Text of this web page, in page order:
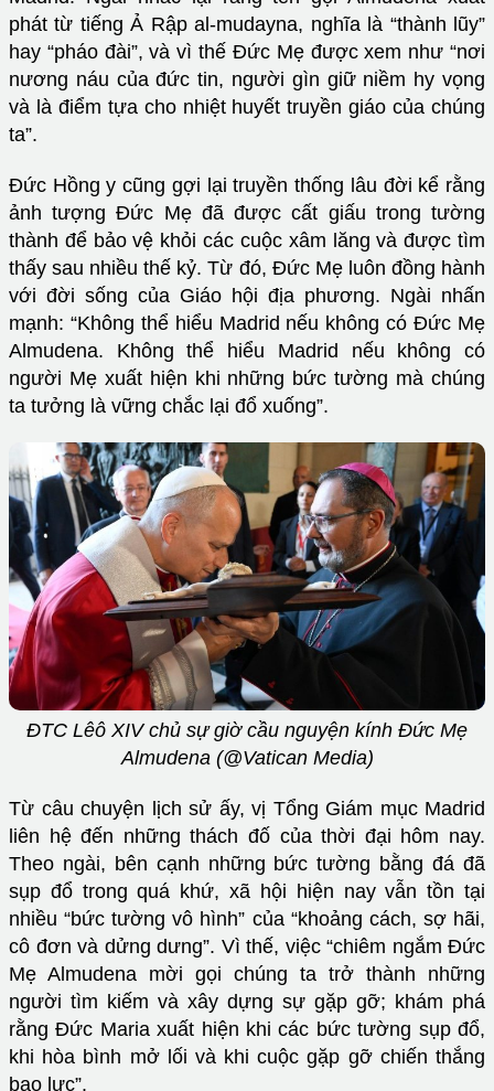
phát từ tiếng Ả Rập al-mudayna, nghĩa là “thành lũy”
hay “pháo đài”, và vì thế Đức Mẹ được xem như “nơi
nương náu của đức tin, người gìn giữ niềm hy vọng
và là điểm tựa cho nhiệt huyết truyền giáo của chúng
ta”.
Đức Hồng y cũng gợi lại truyền thống lâu đời kể rằng
ảnh tượng Đức Mẹ đã được cất giấu trong tường
thành để bảo vệ khỏi các cuộc xâm lăng và được tìm
thấy sau nhiều thế kỷ. Từ đó, Đức Mẹ luôn đồng hành
với đời sống của Giáo hội địa phương. Ngài nhấn
mạnh: “Không thể hiểu Madrid nếu không có Đức Mẹ
Almudena. Không thể hiểu Madrid nếu không có
người Mẹ xuất hiện khi những bức tường mà chúng
ta tưởng là vững chắc lại đổ xuống”.
ĐTC Lêô XIV chủ sự giờ cầu nguyện kính Đức Mẹ
Almudena (@Vatican Media)
Từ câu chuyện lịch sử ấy, vị Tổng Giám mục Madrid
liên hệ đến những thách đố của thời đại hôm nay.
Theo ngài, bên cạnh những bức tường bằng đá đã
sụp đổ trong quá khứ, xã hội hiện nay vẫn tồn tại
nhiều “bức tường vô hình” của “khoảng cách, sợ hãi,
cô đơn và dửng dưng”. Vì thế, việc “chiêm ngắm Đức
Mẹ Almudena mời gọi chúng ta trở thành những
người tìm kiếm và xây dựng sự gặp gỡ; khám phá
rằng Đức Maria xuất hiện khi các bức tường sụp đổ,
khi hòa bình mở lối và khi cuộc gặp gỡ chiến thắng
bạo lực”.